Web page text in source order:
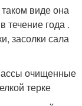
виде она
течение года .
засолки сала
очищенные
терке